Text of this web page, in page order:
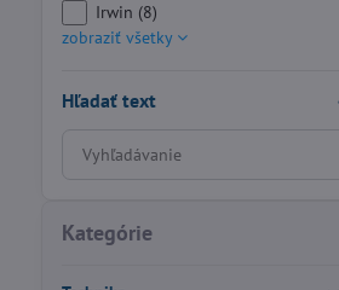
Irwin (8)
zobraziť všetky
Hľadať text
Prehľadať
výsledky
fulltextom
Kategórie